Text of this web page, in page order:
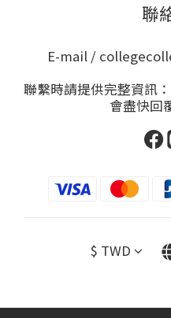
聯
E-mail /
聯繫時請提供完整資訊
會盡快回
$ TWD